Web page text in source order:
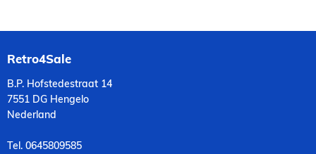
Retro4Sale
B.P. Hofstedestraat 14
7551 DG Hengelo
Nederland
Tel. 0645809585